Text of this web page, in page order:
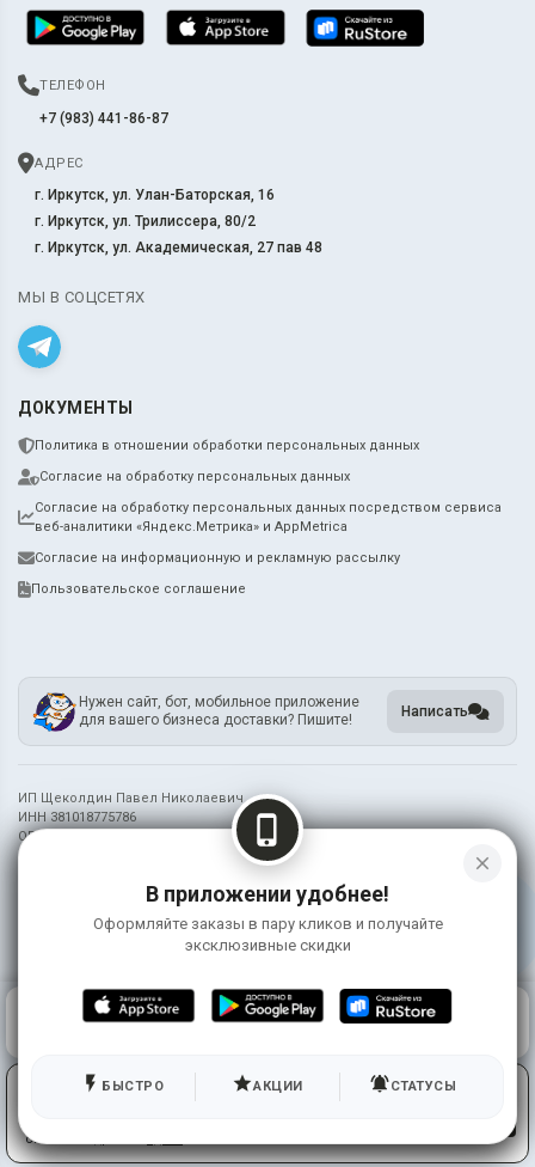
ТЕЛЕФОН
+7 (983) 441-86-87
АДРЕС
г. Иркутск, ул. Улан-Баторская, 16
г. Иркутск, ул. Трилиссера, 80/2
г. Иркутск, ул. Академическая, 27 пав 48
МЫ В СОЦСЕТЯХ
ДОКУМЕНТЫ
Политика в отношении обработки персональных данных
Согласие на обработку персональных данных
Согласие на обработку персональных данных посредством сервиса
веб-аналитики «Яндекс.Метрика» и AppMetrica
Согласие на информационную и рекламную рассылку
Пользовательское соглашение
Нужен сайт, бот, мобильное приложение
для вашего бизнеса доставки? Пишите!
Написать
ИП Щеколдин Павел Николаевич
ИНН 381018775786
ОГРН 321385000021888
Информация на сайте носит справочный характер и не является публичной
2026 Рыбка Моя
ГЛАВНАЯ
КОРЗИНА
0 ₽ ВОЙТИ
Используя сервис, вы принимаете условия
систем. Подробнее
close
phone_iphone
В приложении удобнее!
Оформляйте заказы в пару кликов и получайте
эксклюзивные скидки
flash_on БЫСТРО starАКЦИИ notifications_activeСТАТУСЫ